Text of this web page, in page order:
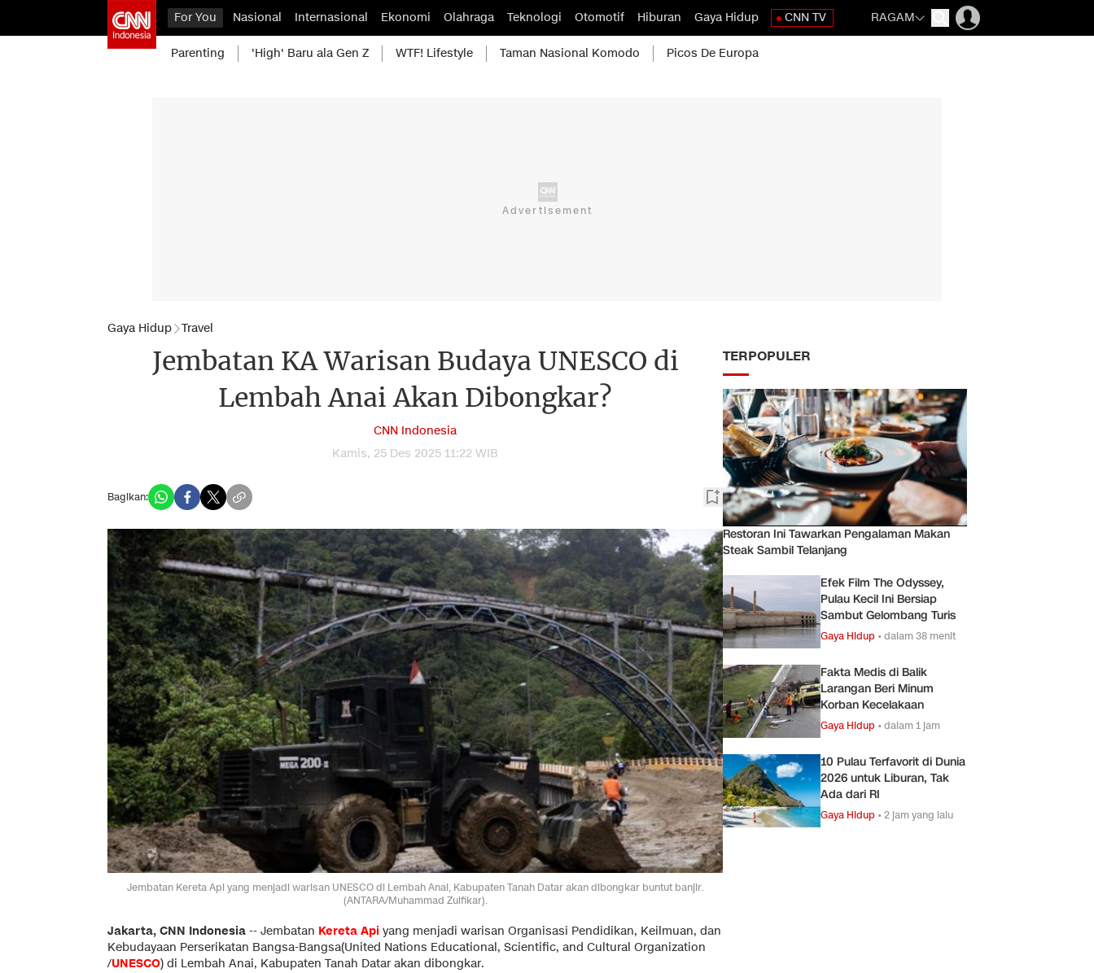
For You Nasional Internasional Ekonomi Olahraga Teknologi Otomotif Hiburan Gaya Hidup CNN TV RAGAM
Parenting 'High' Baru ala Gen Z WTF! Lifestyle Taman Nasional Komodo Picos De Europa
Gaya Hidup Travel
Jembatan KA Warisan Budaya UNESCO di
Lembah Anai Akan Dibongkar?
CNN Indonesia
Kamis, 25 Des 2025 11:22 WIB
Bagikan:
Jembatan Kereta Api yang menjadi warisan UNESCO di Lembah Anai, Kabupaten Tanah Datar akan dibongkar buntut banjir.
(ANTARA/Muhammad Zulfikar).
Jakarta, CNN Indonesia -- Jembatan Kereta Api yang menjadi warisan Organisasi Pendidikan, Keilmuan, dan
Kebudayaan Perserikatan Bangsa-Bangsa(United Nations Educational, Scientific, and Cultural Organization
/UNESCO) di Lembah Anai, Kabupaten Tanah Datar akan dibongkar.
TERPOPULER
Restoran Ini Tawarkan Pengalaman Makan
Steak Sambil Telanjang
Efek Film The Odyssey,
Pulau Kecil Ini Bersiap
Sambut Gelombang Turis
Gaya Hidup •dalam 38 menit
Fakta Medis di Balik
Larangan Beri Minum
Korban Kecelakaan
Gaya Hidup •dalam 1 jam
10 Pulau Terfavorit di Dunia
2026 untuk Liburan, Tak
Ada dari RI
Gaya Hidup •2 jam yang lalu